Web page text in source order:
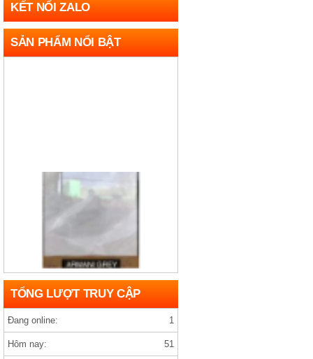
KẾT NỐI ZALO
SẢN PHẨM NỔI BẬT
Gạch india D1200×1200 ARMANY GREY
TỔNG LƯỢT TRUY CẬP
Đang online: 1
Hôm nay: 51